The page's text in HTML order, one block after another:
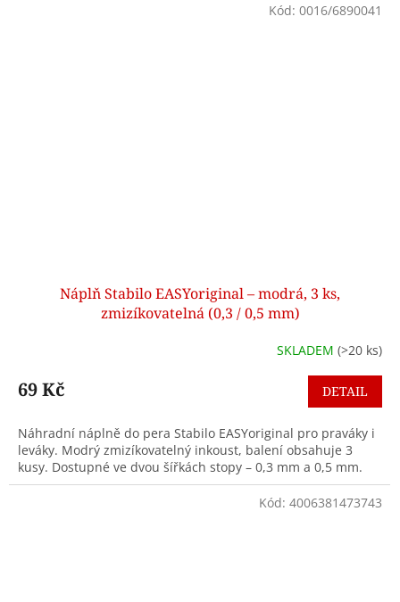
Náplň Stabilo EASYoriginal – modrá, 3 ks,
zmizíkovatelná (0,3 / 0,5 mm)
SKLADEM (>20 ks)
69 Kč DETAIL
Náhradní náplně do pera Stabilo EASYoriginal pro praváky i
leváky. Modrý zmizíkovatelný inkoust, balení obsahuje 3
kusy. Dostupné ve dvou šířkách stopy – 0,3 mm a 0,5 mm.
Kód: 0016/6890041
Kód: 4006381473743